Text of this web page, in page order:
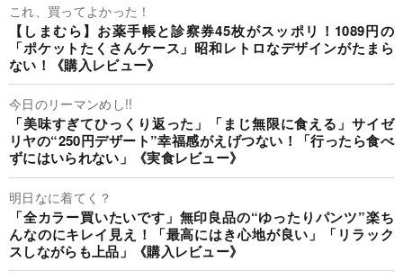
これ、買ってよかった！
【しまむら】お薬手帳と診察券45枚がスッポリ！1089円の
「ポケットたくさんケース」昭和レトロなデザインがたまら
ない！《購入レビュー》
今日のリーマンめし!!
「美味すぎてひっくり返った」「まじ無限に食える」サイゼ
リヤの“250円デザート”幸福感がえげつない！「行ったら食べ
ずにはいられない」《実食レビュー》
明日なに着てく？
「全カラー買いたいです」無印良品の“ゆったりパンツ”楽ち
んなのにキレイ見え！「最高にはき心地が良い」「リラック
スしながらも上品」《購入レビュー》